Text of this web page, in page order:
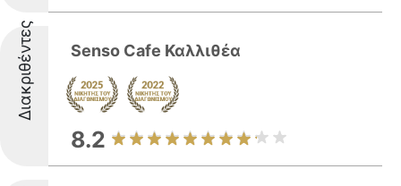
Διακριθέντες Senso Cafe Καλλιθέα
8.2